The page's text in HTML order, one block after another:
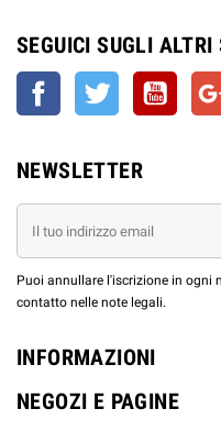
SEGUICI SUGLI ALTRI
Facebook Twitter
NEWSLETTER
Puoi annullare l'iscrizione in ogni
contatto nelle note legali.
INFORMAZIONI
NEGOZI E PAGINE